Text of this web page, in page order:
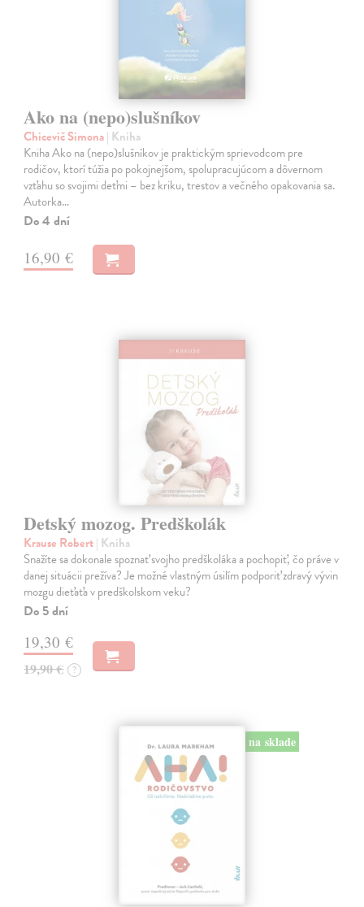
Ako na (nepo)slušníkov
Chicevič Simona| Kniha
Kniha Ako na (nepo)slušníkov je praktickým sprievodcom pre
rodičov, ktorí túžia po pokojnejšom, spolupracujúcom a dôvernom
vzťahu so svojimi deťmi – bez kriku, trestov a večného opakovania sa.
Autorka…
Do 4 dní
16,90 €
Detský mozog. Predškolák
Krause Robert| Kniha
Snažíte sa dokonale spoznať svojho predškoláka a pochopiť, čo práve v
danej situácii prežíva? Je možné vlastným úsilím podporiť zdravý vývin
mozgu dieťaťa v predškolskom veku?
Do 5 dní
19,30 €
19,90 € ?
na sklade